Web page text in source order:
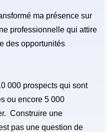
ma présence sur
professionnelle qui attire
des opportunités
000 prospects qui sont
ou encore 5 000
Construire une
pas une question de